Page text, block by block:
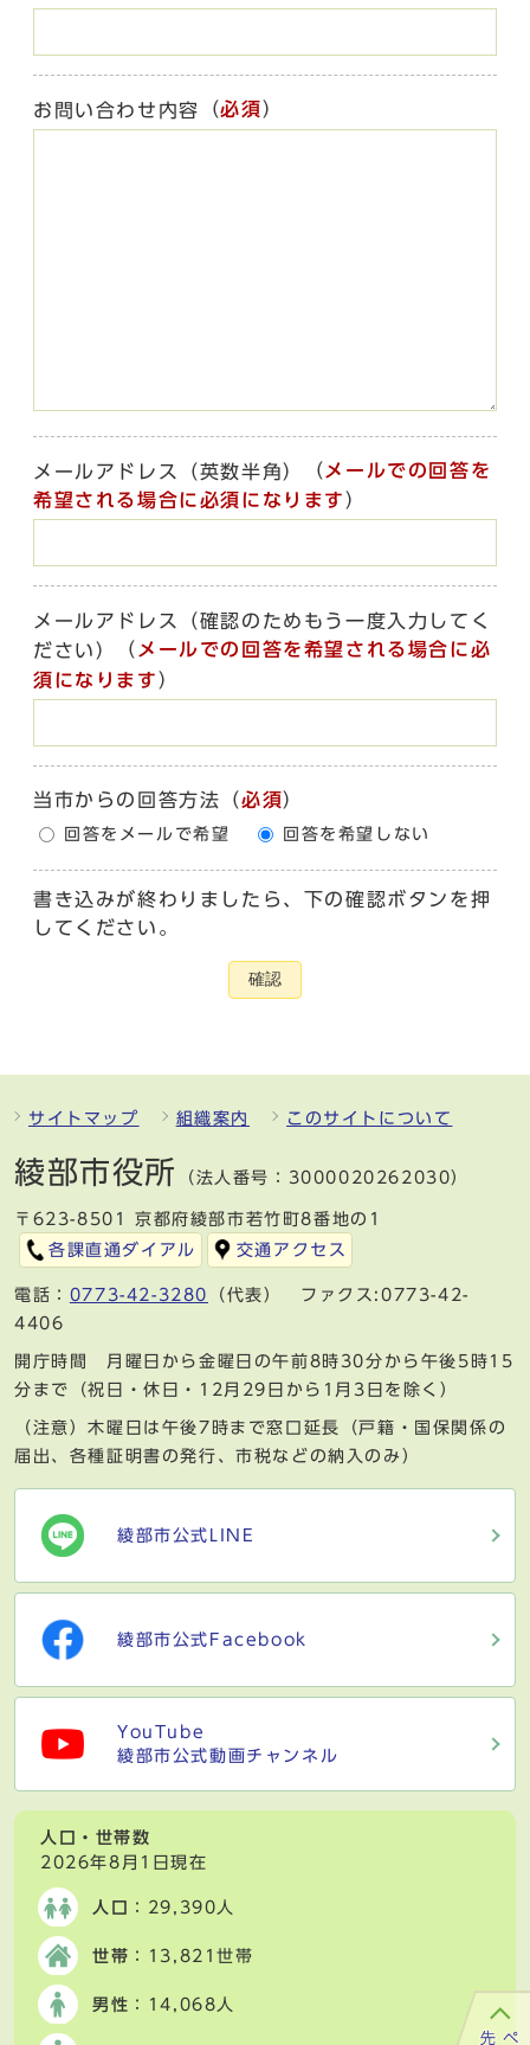
お問い合わせ内容 （必須）
メールアドレス（英数半角） （ メールでの回答を
希望される場合に必須になります ）
メールアドレス（確認のためもう一度入力してく
ださい）
（ メールでの回答を希望される場合に必
須になります ）
当市からの回答方法 （必須）
回答をメールで希望 回答を希望しない
書き込みが終わりましたら、下の確認ボタンを押
してください。
確認
サイトマップ 組織案内 このサイトについて
綾部市役所 （法人番号：3000020262030）
〒623-8501 京都府綾部市若竹町8番地の1
各課直通ダイアル
交通アクセス
電話： 0773-42-3280
（代表） ファクス:0773-42-
4406
開庁時間 月曜日から金曜日の午前8時30分から午後5時15
分まで（祝日・休日・12月29日から1月3日を除く）
（注意）木曜日は午後7時まで窓口延長（戸籍・国保関係の
届出、各種証明書の発行、市税などの納入のみ）
綾部市公式LINE
綾部市公式Facebook
YouTube
綾部市公式動画チャンネル
人口・世帯数
2026年8月1日現在
人口 ：29,390人
世帯 ：13,821世帯
男性 ：14,068人